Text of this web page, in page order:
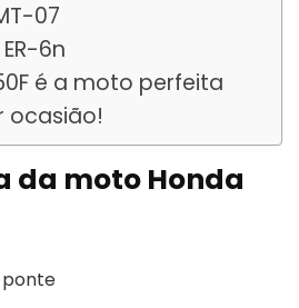
07
6n
é a moto perfeita
ocasião!
da moto Honda